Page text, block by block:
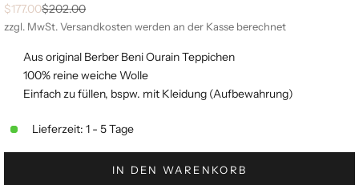
Angebot
$177.00Regulärer Preis
$202.00
zzgl. MwSt.Versandkosten werden an der Kasse berechnet
Aus original Berber Beni Ourain Teppichen
100% reine weiche Wolle
Einfach zu füllen, bspw. mit Kleidung (Aufbewahrung)
Lieferzeit: 1 - 5 Tage
IN DEN WARENKORB